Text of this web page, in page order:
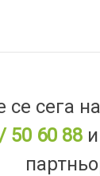
се сега на
50 60 88